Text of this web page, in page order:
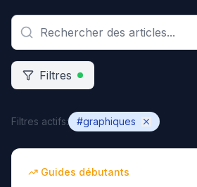
Filtres
Filtres actifs: #graphiques
Guides débutants